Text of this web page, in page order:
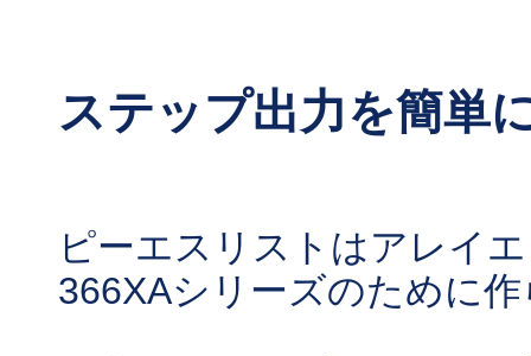
ステップ出力を簡単
ピーエスリストはアレイ
366XAシリーズのために